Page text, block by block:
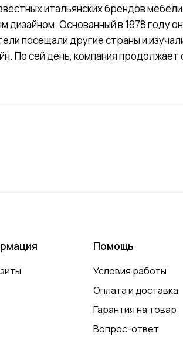
итальянских брендов
дизайном. Основанный в 1978 году
посещали другие страны и
По сей день, компания
дизайнеры, которые не
Помощь
Условия работы
Оплата и доставка
Гарантия на товар
Вопрос-ответ